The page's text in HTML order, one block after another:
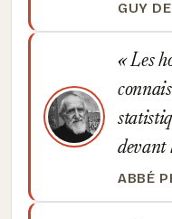
GUY
Les
devant
ABBÉ